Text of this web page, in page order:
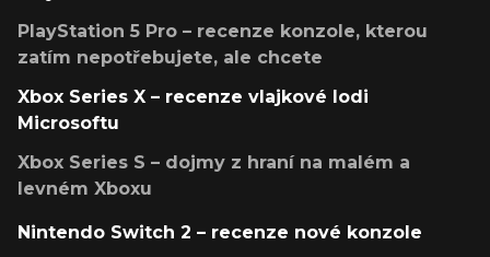
PlayStation 5 Pro – recenze konzole, kterou
zatím nepotřebujete, ale chcete
Xbox Series X – recenze vlajkové lodi
Microsoftu
Xbox Series S – dojmy z hraní na malém a
levném Xboxu
Nintendo Switch 2 – recenze nové konzole